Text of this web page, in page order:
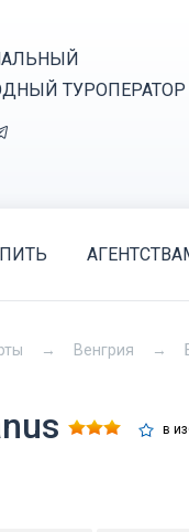
ТУРОПЕРАТОР
Венгрия
в